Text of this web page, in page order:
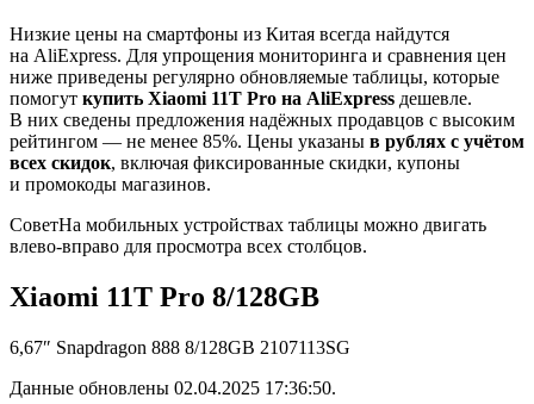
Низкие цены на смартфоны из Китая всегда найдутся
на AliExpress. Для упрощения мониторинга и сравнения цен
ниже приведены регулярно обновляемые таблицы, которые
помогут купить Xiaomi 11T Pro на AliExpress дешевле.
В них сведены предложения надёжных продавцов с высоким
рейтингом — не менее 85%. Цены указаны в рублях с учётом
всех скидок, включая фиксированные скидки, купоны
и промокоды магазинов.
СоветНа мобильных устройствах таблицы можно двигать
влево-вправо для просмотра всех столбцов.
Xiaomi 11T Pro 8/128GB
6,67″ Snapdragon 888 8/128GB 2107113SG
Данные обновлены 02.04.2025 17:36:50.